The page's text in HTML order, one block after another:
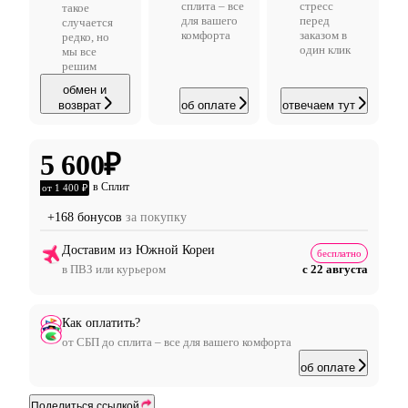
такое
случается
редко, но
мы все
решим
обмен и
возврат
сплита – все
для вашего
комфорта
об оплате
стресс
перед
заказом в
один клик
отвечаем тут
5 600₽
от 1 400 ₽ в Сплит
+168 бонусов за покупку
Доставим из Южной Кореи
в ПВЗ или курьером
бесплатно
с 22 августа
Как оплатить?
от СБП до сплита – все для вашего комфорта
об оплате